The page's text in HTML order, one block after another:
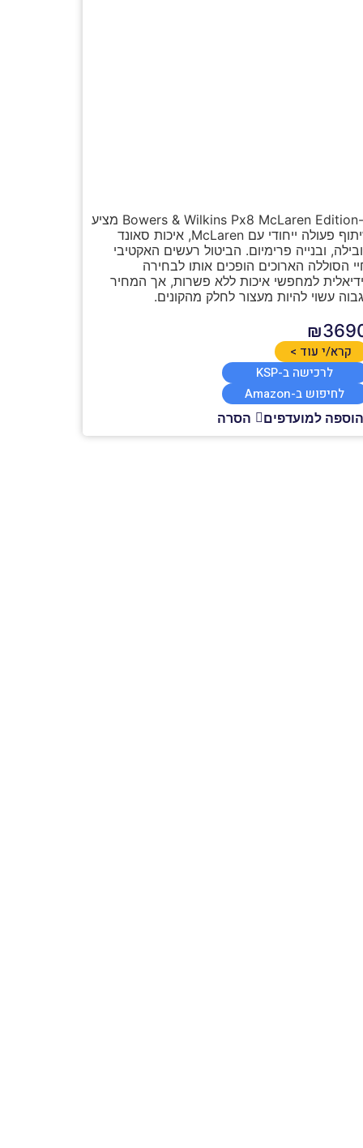
ה-Bowers & Wilkins Px8 McLaren Edition מציע
שיתוף פעולה ייחודי עם McLaren, איכות סאונד
ובנייה פרימיום. הביטול רעשים האקטיבי
הסוללה הארוכים הופכים אותו לבחירה
למחפשי איכות ללא פשרות, אך המחיר
עשוי להיות מעצור לחלק מהקונים.
קרא/י עוד >
לרכישה ב-KSP
לחיפוש ב-Amazon
הוספה למועדפים הסרה